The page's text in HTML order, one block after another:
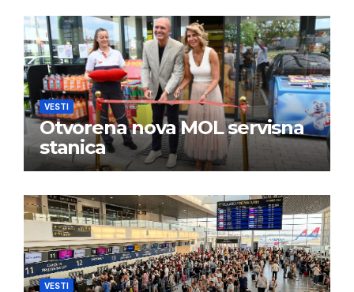
VESTI
Otvorena nova MOL servisna
stanica
VESTI